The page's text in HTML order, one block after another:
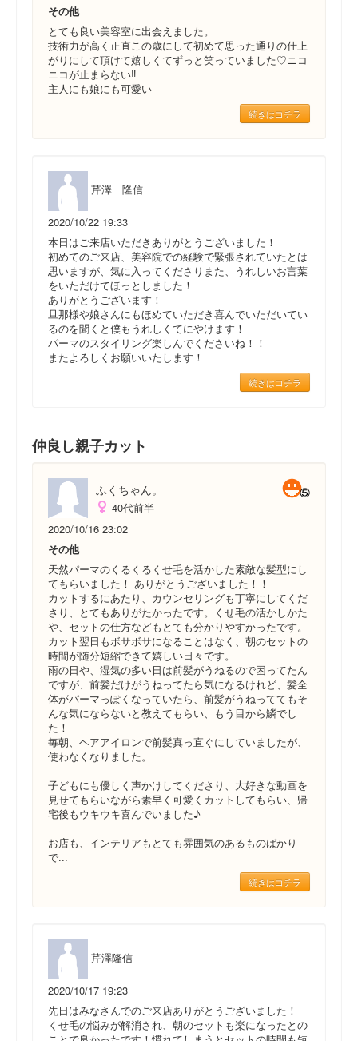
その他
とても良い美容室に出会えました。
技術力が高く正直この歳にして初めて思った通りの仕上
がりにして頂けて嬉しくてずっと笑っていました♡ニコ
ニコが止まらない‼︎
主人にも娘にも可愛い
続きはコチラ
芹澤 隆信
2020/10/22 19:33
本日はご来店いただきありがとうございました！
初めてのご来店、美容院での経験で緊張されていたとは
思いますが、気に入ってくださりまた、うれしいお言葉
をいただけてほっとしました！
ありがとうございます！
旦那様や娘さんにもほめていただき喜んでいただいてい
るのを聞くと僕もうれしくてにやけます！
パーマのスタイリング楽しんでくださいね！！
またよろしくお願いいたします！
続きはコチラ
仲良し親子カット
ふくちゃん。
40代前半
2020/10/16 23:02
その他
天然パーマのくるくるくせ毛を活かした素敵な髪型にし
てもらいました！ ありがとうございました！！
カットするにあたり、カウンセリングも丁寧にしてくだ
さり、とてもありがたかったです。くせ毛の活かしかた
や、セットの仕方などもとても分かりやすかったです。
カット翌日もボサボサになることはなく、朝のセットの
時間が随分短縮できて嬉しい日々です。
雨の日や、湿気の多い日は前髪がうねるので困ってたん
ですが、前髪だけがうねってたら気になるけれど、髪全
体がパーマっぽくなっていたら、前髪がうねっててもそ
んな気にならないと教えてもらい、もう目から鱗でし
た！
毎朝、ヘアアイロンで前髪真っ直ぐにしていましたが、
使わなくなりました。
子どもにも優しく声かけしてくださり、大好きな動画を
見せてもらいながら素早く可愛くカットしてもらい、帰
宅後もウキウキ喜んでいました♪
お店も、インテリアもとても雰囲気のあるものばかり
で...
続きはコチラ
芹澤隆信
2020/10/17 19:23
先日はみなさんでのご来店ありがとうございました！
くせ毛の悩みが解消され、朝のセットも楽になったとの